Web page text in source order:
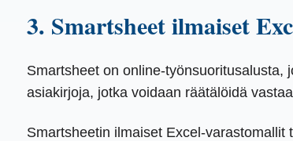
3. Smartsheet ilmaiset
Smartsheet on online-työnsuoritusalusta,
asiakirjoja, jotka voidaan räätälöidä
Smartsheetin ilmaiset Excel-